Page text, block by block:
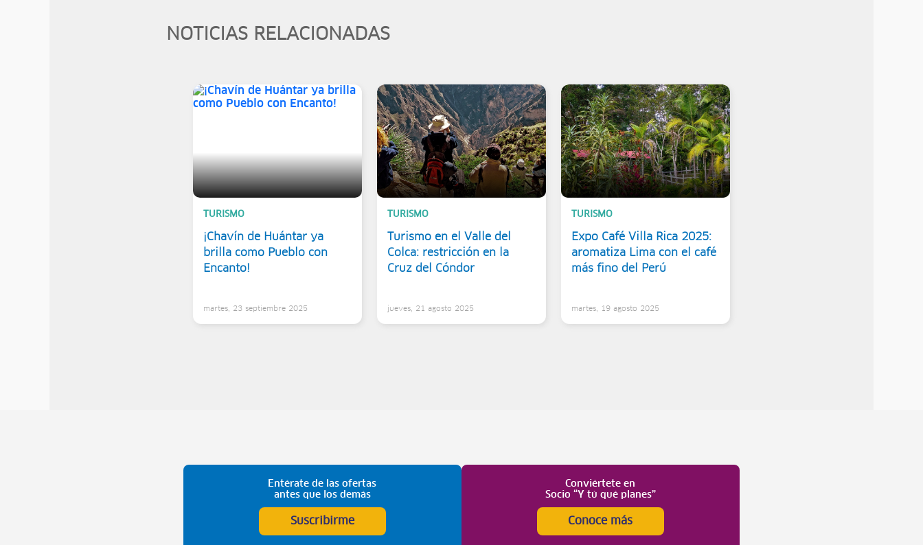
NOTICIAS RELACIONADAS
TURISMO
¡Chavín de Huántar ya
brilla como Pueblo con
Encanto!
martes, 23 septiembre 2025
TURISMO
Turismo en el Valle del
Colca: restricción en la
Cruz del Cóndor
jueves, 21 agosto 2025
TURISMO
Expo Café Villa Rica 2025:
aromatiza Lima con el café
más fino del Perú
martes, 19 agosto 2025
Entérate de las ofertas
antes que los demás
Suscribirme
Conviértete en
Socio “Y tú qué planes”
Conoce más